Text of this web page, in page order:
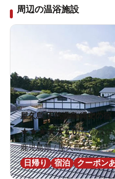
周辺の温浴施設
屋久島 天然温泉 縄文の宿
★★★★★4.01件の口コ
鹿児島県 / 屋久島 /
日帰り
宿泊 クーポン